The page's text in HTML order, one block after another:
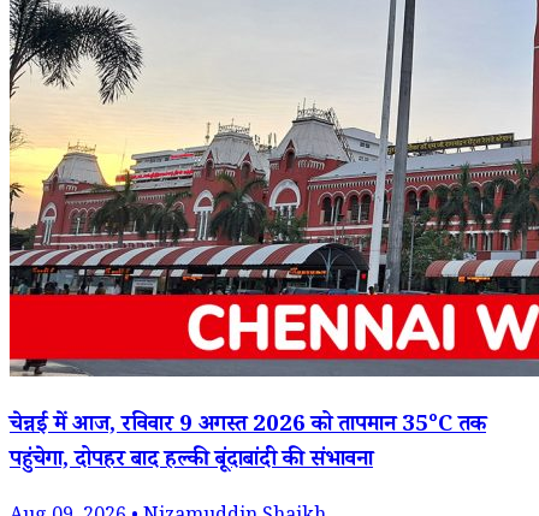
चेन्नई में आज, रविवार 9 अगस्त 2026 को तापमान 35°C तक
पहुंचेगा, दोपहर बाद हल्की बूंदाबांदी की संभावना